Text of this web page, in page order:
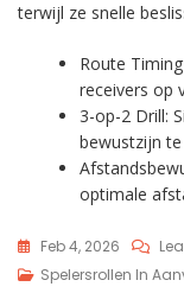
terwijl ze snelle
Route
receivers op
3-op-2 Drill:
bewustzijn
optimale
Feb 4, 2026
Spelersrollen In